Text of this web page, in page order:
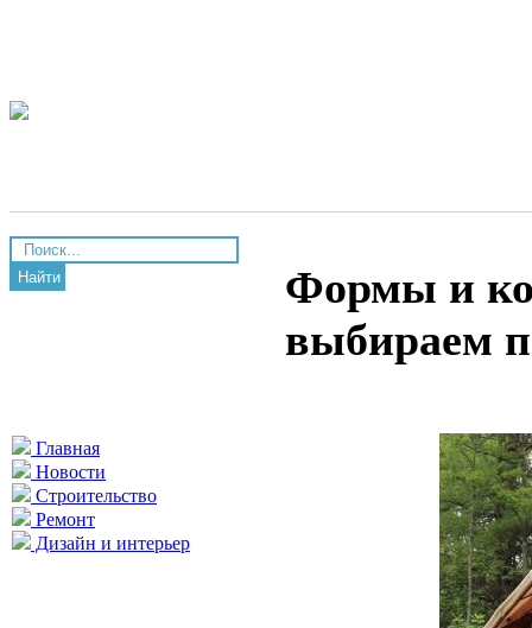
Найти
Главная
Новости
Строительство
Ремонт
Дизайн и интерьер
Формы и
выбираем